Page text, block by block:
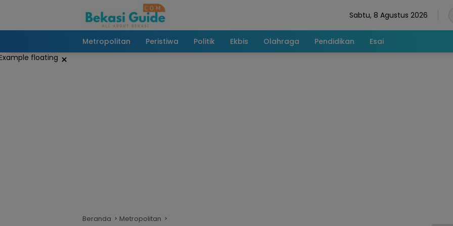
Sabtu, 8 Agustus 2026
Metropolitan Peristiwa Politik Ekbis Olahraga Pendidikan Esai
×
Beranda Metropolitan